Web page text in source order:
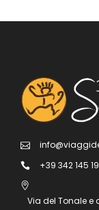
+39 342 145
Via del Tonale e